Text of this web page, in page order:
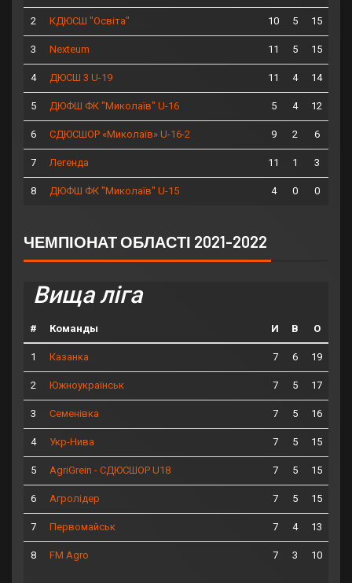
2 КДЮСШ "Освіта" 10 5 15
3 Nexteum 11 5 15
4 ДЮСШ 3 U-19 11 4 14
5 ДЮФШ ФК "Миколаїв" U-16 5 4 12
6 СДЮСШОР «Миколаїв» U-16-2 9 2 6
7 Легенда 11 1 3
8 ДЮФШ ФК "Миколаїв" U-15 4 0 0
ЧЕМПІОНАТ ОБЛАСТІ 2021-2022
Вища ліга
# Команды И В О
1 Казанка 7 6 19
2 Южноукраїнськ 7 5 17
3 Семенівка 7 5 16
4 Укр-Нива 7 5 15
5 AgriGrein - СДЮСШОР U18 7 5 15
6 Агролідер 7 5 15
7 Первомайськ 7 4 13
8 FM Agro 7 3 10